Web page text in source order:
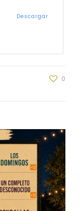
Descargar
0